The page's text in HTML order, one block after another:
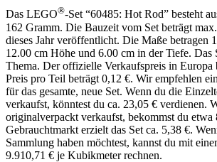
Das LEGO®-Set “60485: Hot Rod” besteht
162 Gramm. Die Bauzeit vom Set beträgt
dieses Jahr veröffentlicht. Die Maße betragen
12.00 cm Höhe und 6.00 cm in der Tiefe. Das
Thema. Der offizielle Verkaufspreis in Europa
Preis pro Teil beträgt 0,12 €. Wir empfehlen
für das gesamte, neue Set. Wenn du die
verkaufst, könntest du ca. 23,05 € verdienen.
originalverpackt verkaufst, bekommst du
Gebrauchtmarkt erzielt das Set ca. 5,38 €.
Sammlung haben möchtest, kannst du mit
9.910,71 € je Kubikmeter rechnen.